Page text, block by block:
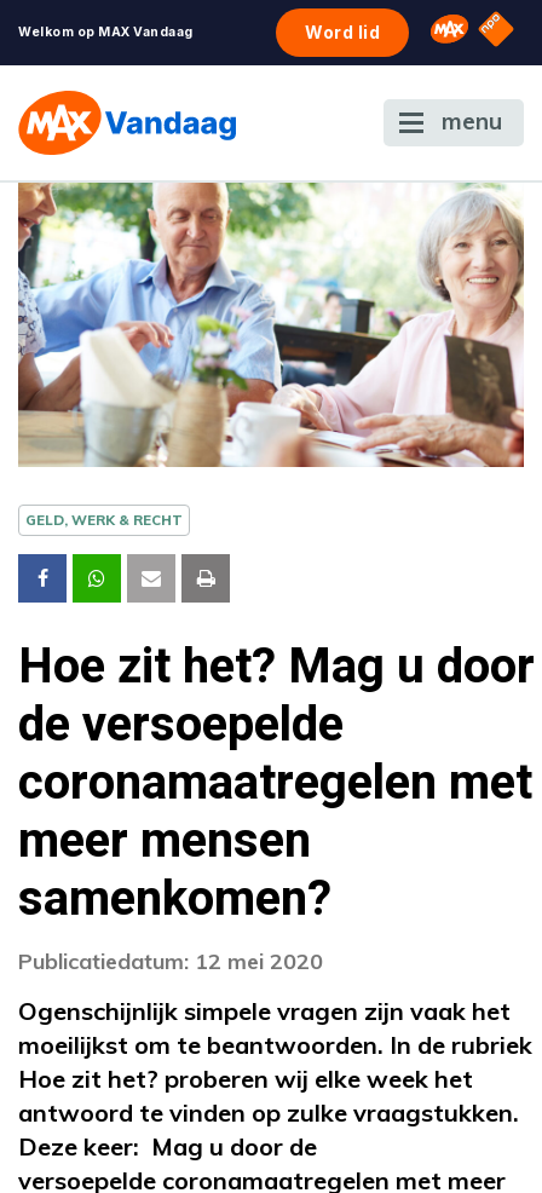
Welkom op MAX Vandaag Word lid Omroep
NPO
menu
GELD, WERK & RECHT
Hoe zit het? Mag u door
de versoepelde
coronamaatregelen met
meer mensen
samenkomen?
Publicatiedatum: 12 mei 2020
Ogenschijnlijk simpele vragen zijn vaak het
moeilijkst om te beantwoorden. In de rubriek
Hoe zit het? proberen wij elke week het
antwoord te vinden op zulke vraagstukken.
Deze keer: Mag u door de
versoepelde coronamaatregelen met meer